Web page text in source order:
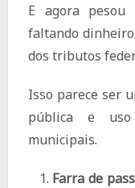
E agora pesou
faltando
dos tributos
Isso parece ser
pública e uso
municipais.
Farra de